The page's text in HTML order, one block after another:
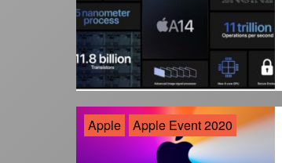
Apple Apple Event 2020